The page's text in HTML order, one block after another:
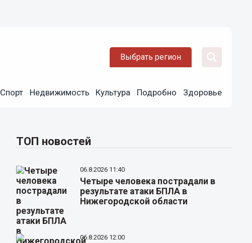
Выбрать регион
Спорт Недвижимость Культура Подробно Здоровье
ТОП новостей
06.8.2026 11:40
Четыре человека пострадали в
результате атаки БПЛА в
Нижегородской области
06.8.2026 12:00